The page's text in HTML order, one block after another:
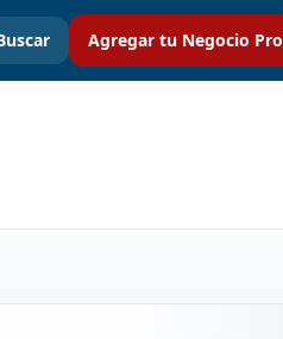
Agregar tu Negocio Pro